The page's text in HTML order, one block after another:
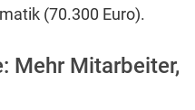
(70.300 Euro).
Mehr Mitarbeiter,